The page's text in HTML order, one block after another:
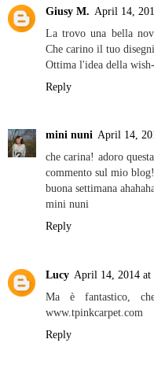
Giusy M. April 14,
La trovo una bella
Che carino il tuo
Ottima l'idea della
Reply
mini nuni April 14,
che carina! adoro
commento sul mio
buona settimana
mini nuni
Reply
Lucy April 14, 2014 at
Ma è fantastico,
www.tpinkcarpet.com
Reply